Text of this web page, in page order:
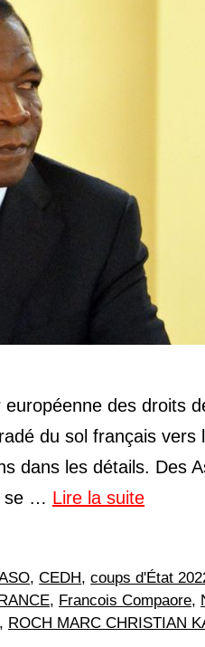
des droits
du sol français
dans les détails. Des
se … Lire la suite
,CEDH,coups d'État
, Francois Compaore,
, ROCH MARC CHRISTIAN